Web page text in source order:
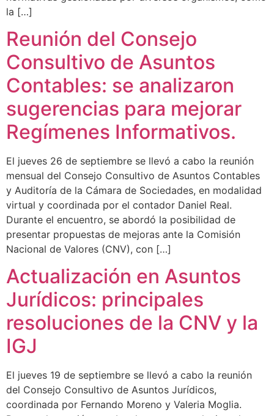
la […]
Reunión del Consejo
Consultivo de Asuntos
Contables: se analizaron
sugerencias para mejorar
Regímenes Informativos.
El jueves 26 de septiembre se llevó a cabo la reunión
mensual del Consejo Consultivo de Asuntos Contables
y Auditoría de la Cámara de Sociedades, en modalidad
virtual y coordinada por el contador Daniel Real.
Durante el encuentro, se abordó la posibilidad de
presentar propuestas de mejoras ante la Comisión
Nacional de Valores (CNV), con […]
Actualización en Asuntos
Jurídicos: principales
resoluciones de la CNV y la
IGJ
El jueves 19 de septiembre se llevó a cabo la reunión
del Consejo Consultivo de Asuntos Jurídicos,
coordinada por Fernando Moreno y Valeria Moglia.